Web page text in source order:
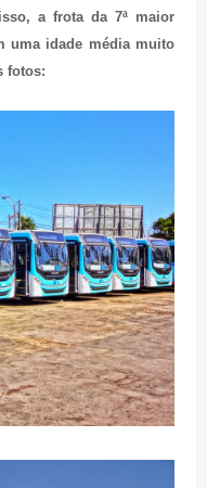
a frota da 7ª maior
uma idade média muito
fotos: